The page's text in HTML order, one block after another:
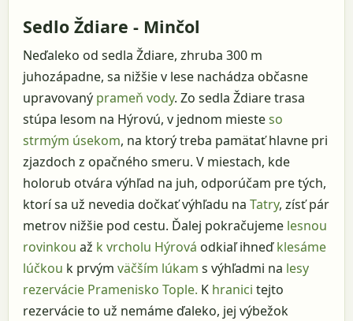
Sedlo Ždiare - Minčol
Neďaleko od sedla Ždiare, zhruba 300 m
juhozápadne, sa nižšie v lese nachádza občasne
upravovaný prameň vody. Zo sedla Ždiare trasa
stúpa lesom na Hýrovú, v jednom miesteso
strmým úsekom, na ktorý treba pamätať hlavne pri
zjazdoch z opačného smeru. V miestach, kde
holorub otvára výhľad na juh, odporúčam pre tých,
ktorí sa už nevedia dočkať výhľadu na Tatry, zísť pár
metrov nižšie pod cestu. Ďalej pokračujeme lesnou
rovinkou až k vrcholu Hýrová odkiaľ ihneďklesáme
lúčkou k prvým väčším lúkam s výhľadmi na lesy
rezervácie Pramenisko Tople. K hranici tejto
rezervácie to už nemáme ďaleko, jej výbežok